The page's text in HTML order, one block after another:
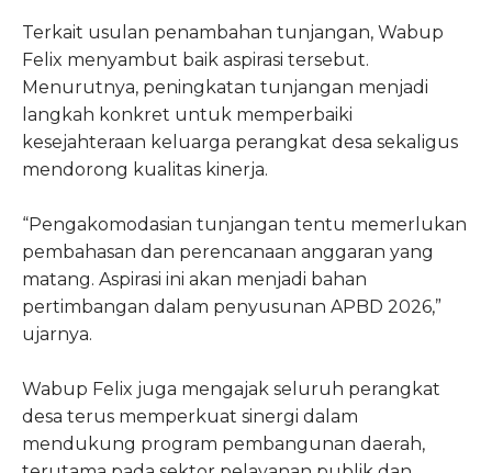
Terkait usulan penambahan tunjangan, Wabup
Felix menyambut baik aspirasi tersebut.
Menurutnya, peningkatan tunjangan menjadi
langkah konkret untuk memperbaiki
kesejahteraan keluarga perangkat desa sekaligus
mendorong kualitas kinerja.
“Pengakomodasian tunjangan tentu memerlukan
pembahasan dan perencanaan anggaran yang
matang. Aspirasi ini akan menjadi bahan
pertimbangan dalam penyusunan APBD 2026,”
ujarnya.
Wabup Felix juga mengajak seluruh perangkat
desa terus memperkuat sinergi dalam
mendukung program pembangunan daerah,